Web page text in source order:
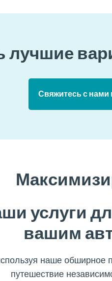
лучшие
Свяжитесь с нами
услуги
вашим
наше
путешествие